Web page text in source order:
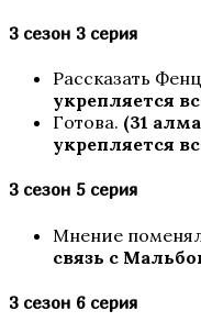
Цветок из огня Тиамат
3 сезон 3 серия
Рассказать
укрепляется
Готова. (31
укрепляется
3 сезон 5 серия
Мнение
связь с
3 сезон 6 серия